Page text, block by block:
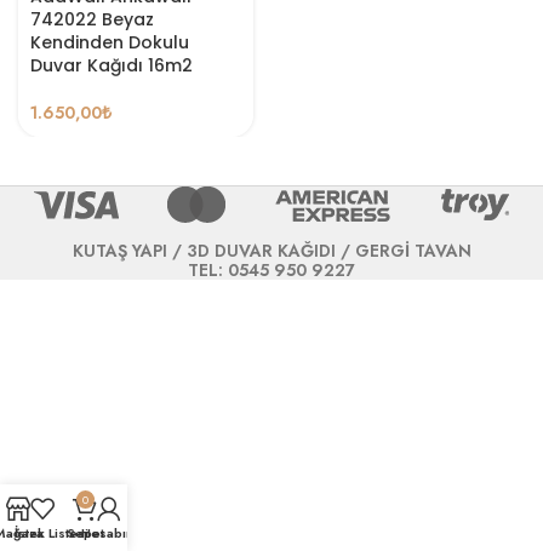
742022 Beyaz
Kendinden Dokulu
Duvar Kağıdı 16m2
1.650,00₺
KUTAŞ YAPI / 3D DUVAR KAĞIDI / GERGİ TAVAN
TEL: 0545 950 9227
İstek Listesi
0
Sepet
Hesabım